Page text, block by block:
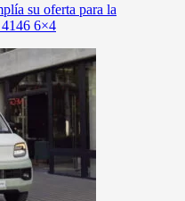
su oferta para la
6×4